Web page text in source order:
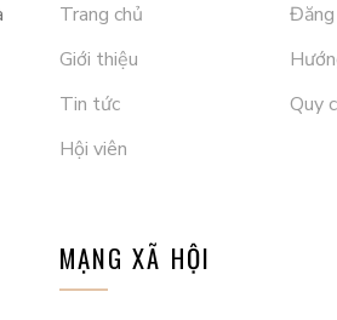
Trang chủ
Giới thiệu
Tin tức
Hội viên
Quy
MẠNG XÃ HỘI